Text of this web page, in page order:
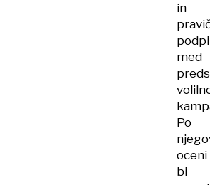
in
med
Po
oceni
bi